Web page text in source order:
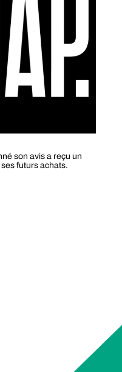
son avis a reçu un
futurs achats.